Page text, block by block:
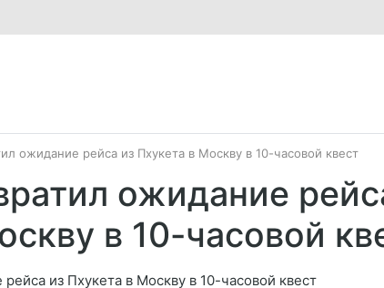
ожидание рейса из Пхукета в Москву в 10-часовой квест
ожидание
в 10-часовой